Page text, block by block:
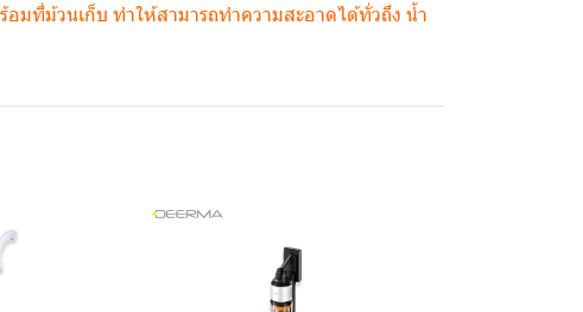
มที่ม้วนเก็บ ทำให้สามารถทำความสะอาดได้ทั่วถึง น้ำ